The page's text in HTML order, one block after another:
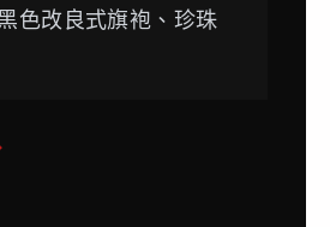
色改良式旗袍、珍珠